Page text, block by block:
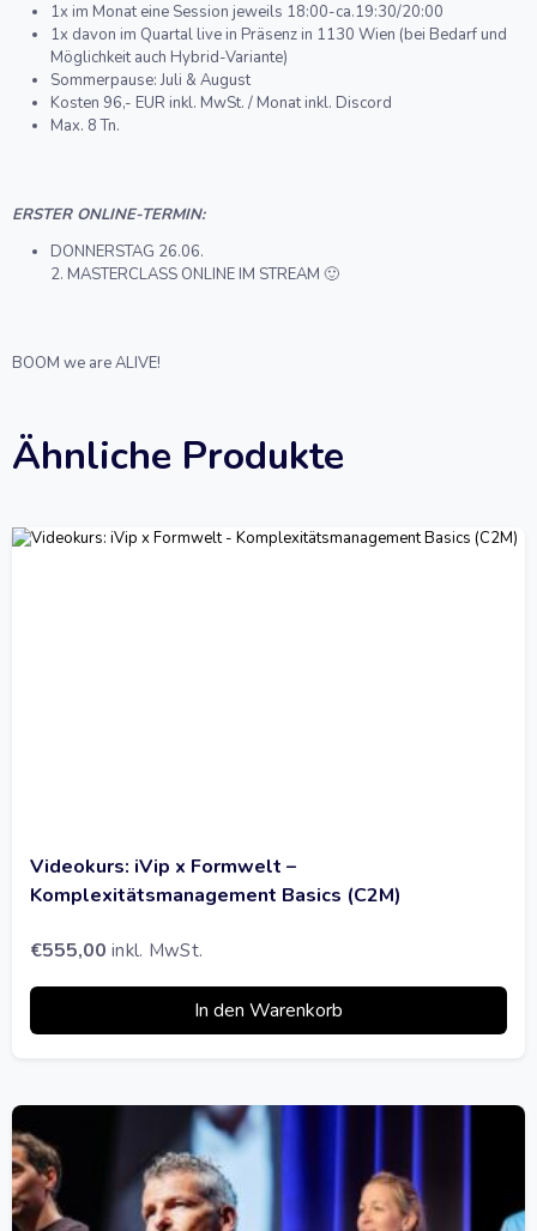
1x im Monat eine Session jeweils 18:00-ca.19:30/20:00
1x davon im Quartal live in Präsenz in 1130 Wien (bei Bedarf und
Möglichkeit auch Hybrid-Variante)
Sommerpause: Juli & August
Kosten 96,- EUR inkl. MwSt. / Monat inkl. Discord
Max. 8 Tn.
ERSTER ONLINE-TERMIN:
DONNERSTAG 26.06.
2. MASTERCLASS ONLINE IM STREAM 🙂
BOOM we are ALIVE!
Ähnliche Produkte
Videokurs: iVip x Formwelt –
Komplexitätsmanagement Basics (C2M)
€555,00 inkl. MwSt.
In den Warenkorb